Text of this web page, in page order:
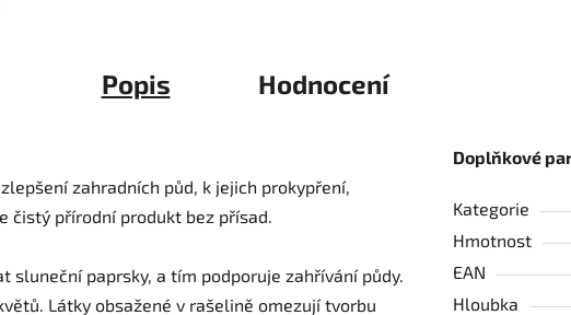
Popis Hodnocení
zahradních půd, k jejich prokypření,
čistý přírodní produkt bez přísad.
sluneční paprsky, a tím podporuje zahřívání půdy.
Látky obsažené v rašelině omezují tvorbu
Doplňkové
Kategorie
Hmotnost
EAN
Hloubka